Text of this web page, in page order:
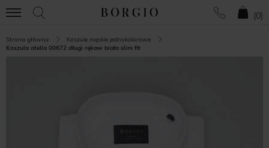
(0)
Strona główna
Koszule męskie jednokolorowe
Koszula atella 00672 długi rękaw biała slim fit